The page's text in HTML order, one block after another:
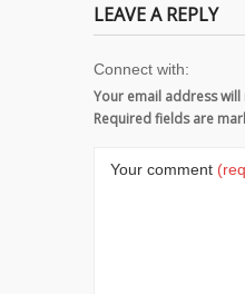
LEAVE A REPLY
Connect with:
Your email address
Required fields are
Your comment